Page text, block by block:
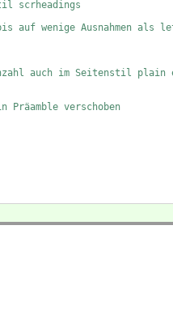
scrheadings
auf wenige Ausnahmen als
auch im Seitenstil plain
Präamble verschoben